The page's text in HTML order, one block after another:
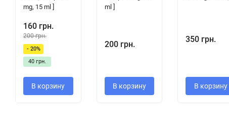
mg, 15 ml ]
160 грн.
200 грн.
- 20%
40 грн.
В корзину
ml ]
200 грн.
В корзину
350 грн.
В корзину